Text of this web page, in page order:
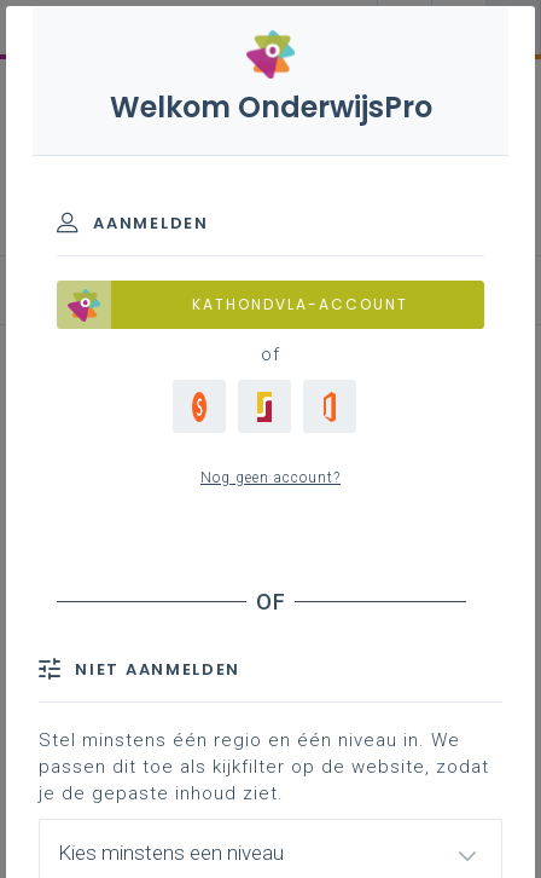
Leerplan
Hieronder vind je de definitieve en
volledig afgewerkte versie van het
leerplan in Word; enkel deze versie
is geldig voor de volledige 2de
graad vanaf 1 september 2024.
Blanco opleidingsplan
Welkom OnderwijsPro
AANMELDEN
KATHONDVLA-ACCOUNT
of
Nog geen account?
NIET AANMELDEN
Stel minstens één regio en één niveau in. We
passen dit toe als kijkfilter op de website, zodat
je de gepaste inhoud ziet.
Kies minstens een niveau